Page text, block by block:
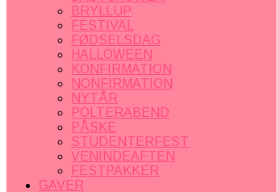
BRYLLUP
FESTIVAL
FØDSELSDAG
HALLOWEEN
KONFIRMATION
NONFIRMATION
NYTÅR
POLTERABEND
PÅSKE
STUDENTERFEST
VENINDEAFTEN
FESTPAKKER
GAVER